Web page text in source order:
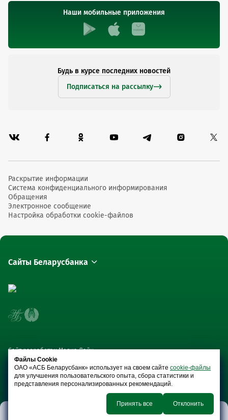
Наши мобильные приложения
Будь в курсе последних новостей
Подписаться на рассылку
Раскрытие информации
Система конфиденциального информирования
Обращения
Электронное сообщение
Настройка обработки cookie-файлов
Сайты Беларусбанка
Сайт разработан Медиа Лайн
Файлы Cookie
ОАО «АСБ Беларусбанк» использует на своем сайте cookie-файлы
для улучшения пользовательского опыта, сбора статистики и
представления персонализированных рекомендаций.
Принять все Отклонить